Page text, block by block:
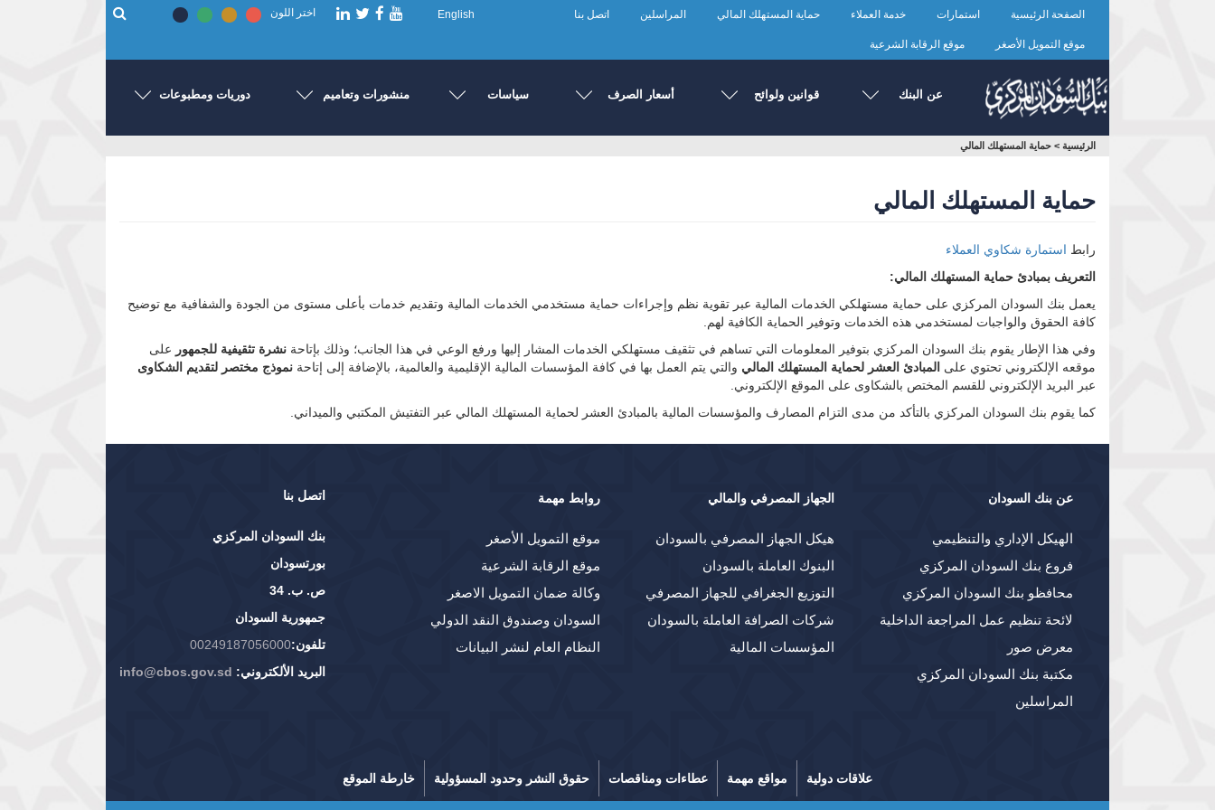
الصفحة الرئيسية استمارات خدمة العملاء حماية المستهلك المالي المراسلين اتصل بنا
موقع التمويل الأصغر موقع الرقابة الشرعية
English اختر اللون
عن البنك قوانين ولوائح أسعار الصرف سياسات منشورات وتعاميم دوريات ومطبوعات
أنت
الرئيسية > حماية المستهلك المالي
حماية المستهلك المالي
رابط استمارة شكاوي العملاء
التعريف بمبادئ حماية المستهلك المالي:
يعمل بنك السودان المركزي على حماية مستهلكي الخدمات المالية عبر تقوية نظم وإجراءات حماية مستخدمي الخدمات المالية وتقديم خدمات بأعلى مستوى من الجودة والشفافية مع توضيح
كافة الحقوق والواجبات لمستخدمي هذه الخدمات وتوفير الحماية الكافية لهم.
وفي هذا الإطار يقوم بنك السودان المركزي بتوفير المعلومات التي تساهم في تثقيف مستهلكي الخدمات المشار إليها ورفع الوعي في هذا الجانب؛ وذلك بإتاحة نشرة تثقيفية للجمهور على
موقعه الإلكتروني تحتوي على المبادئ العشر لحماية المستهلك المالي والتي يتم العمل بها في كافة المؤسسات المالية الإقليمية والعالمية، بالإضافة إلى إتاحة نموذج مختصر لتقديم الشكاوى
عبر البريد الإلكتروني للقسم المختص بالشكاوى على الموقع الإلكتروني.
كما يقوم بنك السودان المركزي بالتأكد من مدى التزام المصارف والمؤسسات المالية بالمبادئ العشر لحماية المستهلك المالي عبر التفتيش المكتبي والميداني.
اتصل بنا
بنك السودان المركزي
بورتسودان
ص. ب. 34
جمهورية السودان
تلفون:00249187056000
البريد الألكتروني: info@cbos.gov.sd
عن بنك السودان
الهيكل الإداري والتنظيمي
فروع بنك السودان المركزي
محافظو بنك السودان المركزي
لائحة تنظيم عمل المراجعة الداخلية
معرض صور
مكتبة بنك السودان المركزي
المراسلين
الجهاز المصرفي والمالي
هيكل الجهاز المصرفي بالسودان
البنوك العاملة بالسودان
التوزيع الجغرافي للجهاز المصرفي
شركات الصرافة العاملة بالسودان
المؤسسات المالية
روابط مهمة
موقع التمويل الأصغر
موقع الرقابة الشرعية
وكالة ضمان التمويل الاصغر
السودان وصندوق النقد الدولي
النظام العام لنشر البيانات
خارطة الموقع حقوق النشر وحدود المسؤولية عطاءات ومناقصات مواقع مهمة علاقات دولية